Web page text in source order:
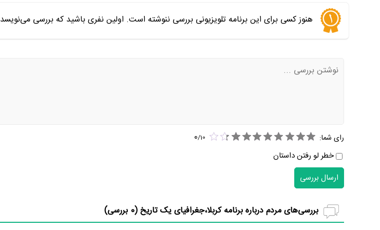
هنوز کسی برای این برنامه تلویزیونی بررسی ننوشته است. اولین نفری باشید که بررسی می‌نویسد
رای شما: 0/10
خطر لو رفتن داستان
ارسال بررسی
بررسی‌های مردم درباره برنامه کربلا،جغرافیای یک تاریخ (0 بررسی)